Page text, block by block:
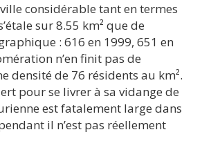
considérable tant en termes
sur 8.55 km² que de
: 616 en 1999, 651 en
n’en finit pas de
densité de 76 résidents au km².
pour se livrer à sa vidange de
est fatalement large dans
il n’est pas réellement